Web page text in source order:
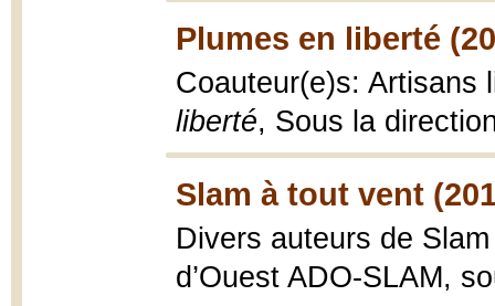
Plumes en liberté
Coauteur(e)s: Artisans
liberté, Sous la
Slam à tout vent
Divers auteurs de
d’Ouest ADO-SLAM,